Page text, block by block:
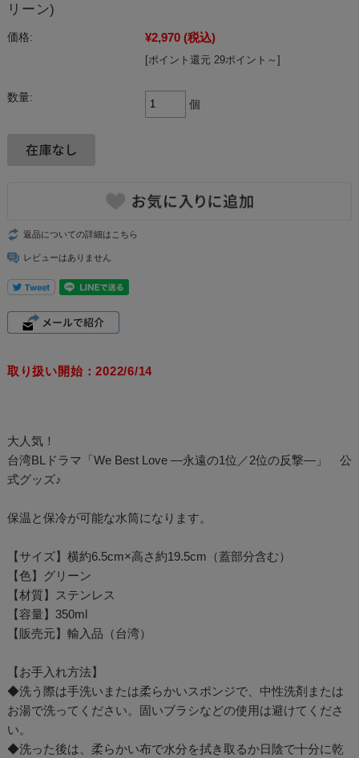
リーン)
価格: ¥2,970 (税込)
[ポイント還元 29ポイント～]
数量:
個
返品についての詳細はこちら
レビューはありません
取り扱い開始：2022/6/14
大人気！
台湾BLドラマ「We Best Love ―永遠の1位／2位の反撃―」 公
式グッズ♪
保温と保冷が可能な水筒になります。
【サイズ】横約6.5cm×高さ約19.5cm（蓋部分含む）
【色】グリーン
【材質】ステンレス
【容量】350ml
【販売元】輸入品（台湾）
【お手入れ方法】
◆洗う際は手洗いまたは柔らかいスポンジで、中性洗剤または
お湯で洗ってください。固いブラシなどの使用は避けてくださ
い。
◆洗った後は、柔らかい布で水分を拭き取るか日陰で十分に乾